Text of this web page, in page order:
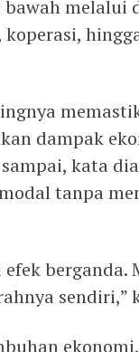
melalui
dampak
kata
tanpa
berganda.
sendiri,”